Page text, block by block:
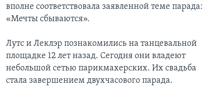
вполне соответствовала заявленной теме парада:
«Мечты сбываются».
Лутс и Леклэр познакомились на танцевальной
площадке 12 лет назад. Сегодня они владеют
небольшой сетью парикмахерских. Их свадьба
стала завершением двухчасового парада.